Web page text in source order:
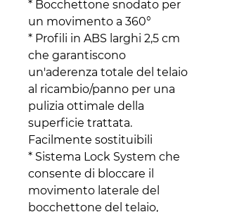
* Bocchettone snodato per
un movimento a 360°
* Profili in ABS larghi 2,5 cm
che garantiscono
un'aderenza totale del telaio
al ricambio/panno per una
pulizia ottimale della
superficie trattata.
Facilmente sostituibili
* Sistema Lock System che
consente di bloccare il
movimento laterale del
bocchettone del telaio,